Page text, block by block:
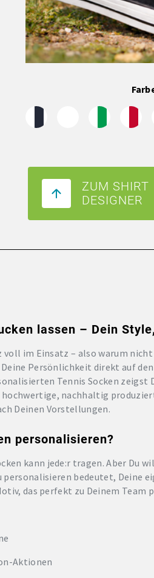
ZUM SHIRT
DESIGNER
lassen – Dein
im Einsatz – also warum nicht
Persönlichkeit direkt auf
Tennis Socken
nachhaltig
Deinen Vorstellungen.
personalisieren?
kann jede:r tragen. Aber Du
personalisieren bedeutet, Deine
das perfekt zu Deinem Team
Aktionen